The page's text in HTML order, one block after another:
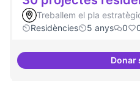
Treballem el pla
Residències
5 anys 0
Donar